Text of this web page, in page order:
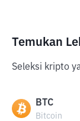
Temukan
Seleksi kripto
BTC
Bitcoin